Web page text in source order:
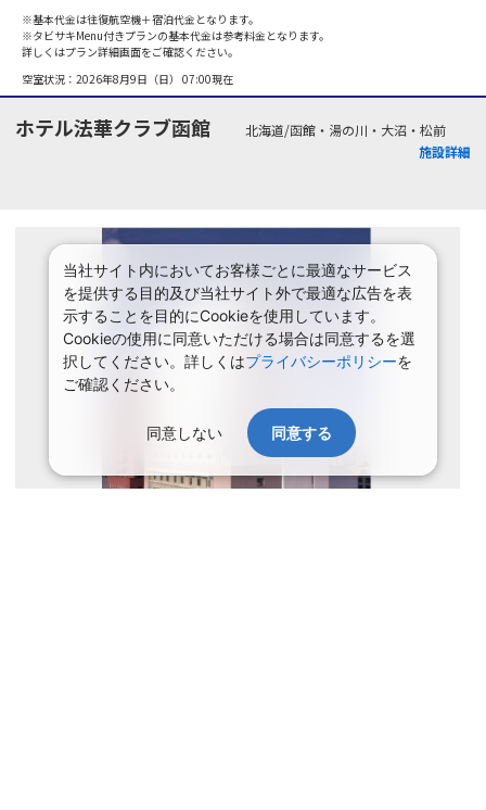
※基本代金は往復航空機＋宿泊代金となります。
※タビサキMenu付きプランの基本代金は参考料金となります。
詳しくはプラン詳細画面をご確認ください。
空室状況： 2026年8月9日（日） 07:00現在
ホテル法華クラブ函館
北海道/函館・湯の川・大沼・松前
施設詳細
当社サイト内においてお客様ごとに最適なサービス
を提供する目的及び当社サイト外で最適な広告を表
示することを目的にCookieを使用しています。
Cookieの使用に同意いただける場合は同意するを選
択してください。詳しくはプライバシーポリシーを
ご確認ください。
同意しない 同意する